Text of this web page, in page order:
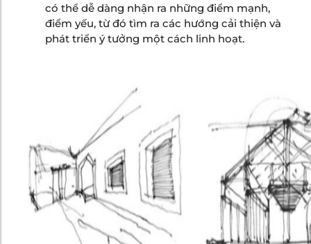
có thể dễ dàng nhận ra những điểm mạnh,
điểm yếu, từ đó tìm ra các hướng cải thiện và
phát triển ý tưởng một cách linh hoạt.